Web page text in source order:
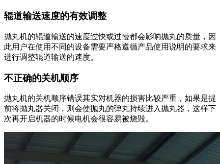
辊道输送速度的有效调整
抛丸机的辊道输送的速度过快或过慢都会影响抛丸的质量，因
此用户在使用不同的设备需要严格遵循产品使用说明的要求来
进行调整辊道输送的速度。
不正确的关机顺序
抛丸机的关机顺序错误其实对机器的损害比较严重，如果是提
前将抛丸器关闭，则会使抛丸的弹丸持续进入抛丸器，这样下
次再开启机器的时候电机会很容易被烧毁。